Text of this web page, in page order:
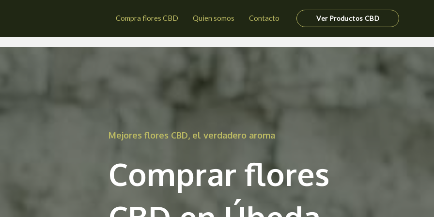
Compra flores CBD Quien somos Contacto Ver Productos CBD
Mejores flores CBD, el verdadero aroma
Comprar flores